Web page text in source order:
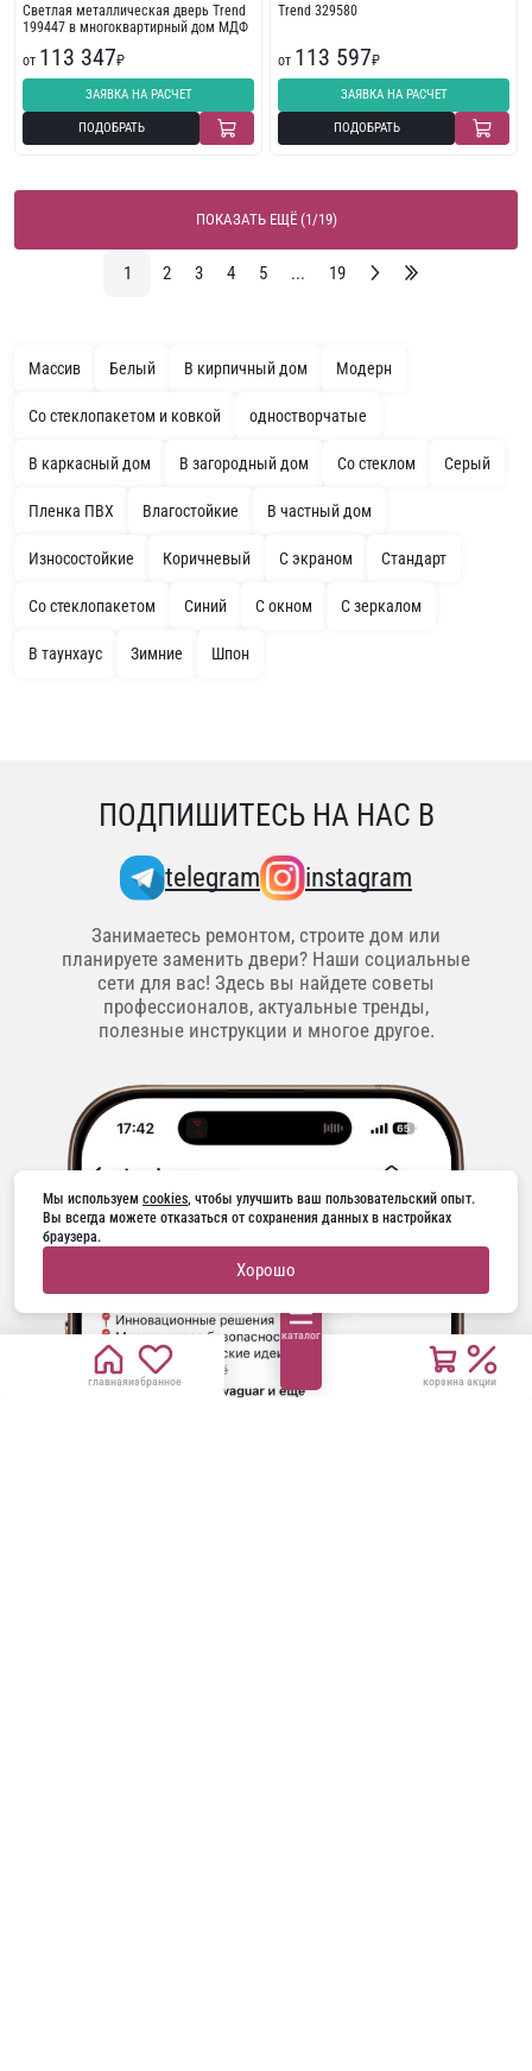
главнаяизбранное
каталог
корзина акции
Светлая металлическая дверь Trend
199447 в многоквартирный дом МДФ
от 113 347₽
ЗАЯВКА НА РАСЧЕТ
ПОДОБРАТЬ
Trend 329580
от 113 597₽
ЗАЯВКА НА РАСЧЕТ
ПОДОБРАТЬ
ПОКАЗАТЬ ЕЩЁ (1/19)
1 2 3 4 5 ... 19
Массив Белый В кирпичный дом Модерн
Со стеклопакетом и ковкой одностворчатые
В каркасный дом В загородный дом Со стеклом Серый
Пленка ПВХ Влагостойкие В частный дом
Износостойкие Коричневый С экраном Стандарт
Со стеклопакетом Синий С окном С зеркалом
В таунхаус Зимние Шпон
ПОДПИШИТЕСЬ НА НАС В
telegram instagram
Занимаетесь ремонтом, строите дом или
планируете заменить двери? Наши социальные
сети для вас! Здесь вы найдете советы
профессионалов, актуальные тренды,
полезные инструкции и многое другое.
Мы используем cookies, чтобы улучшить ваш пользовательский опыт.
Вы всегда можете отказаться от сохранения данных в настройках
браузера.
Хорошо